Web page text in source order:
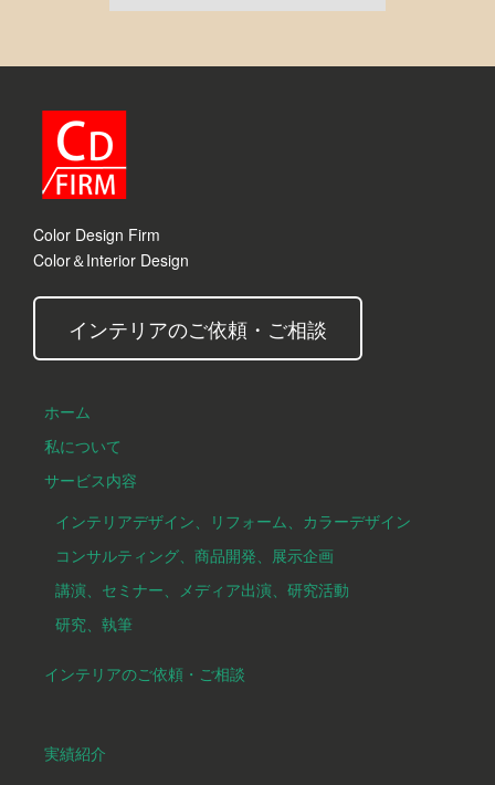
Color Design Firm
Color＆Interior Design
インテリアのご依頼・ご相談
ホーム
私について
サービス内容
インテリアデザイン、リフォーム、カラーデザイン
コンサルティング、商品開発、展示企画
講演、セミナー、メディア出演、研究活動
研究、執筆
インテリアのご依頼・ご相談
実績紹介